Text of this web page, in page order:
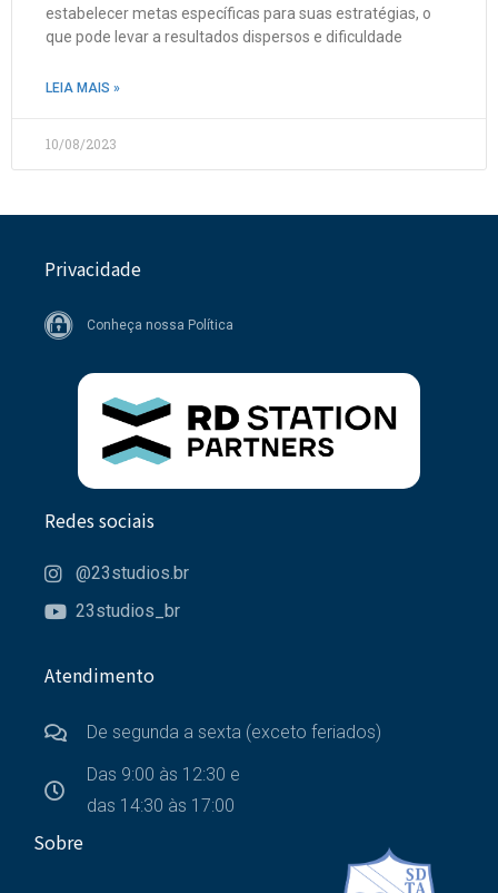
estabelecer metas específicas para suas estratégias, o
que pode levar a resultados dispersos e dificuldade
LEIA MAIS »
10/08/2023
Sobre
Atendimento
De segunda a sexta (exceto feriados)
Das 9:00 às 12:30 e
das 14:30 às 17:00
Redes sociais
@23studios.br
23studios_br
Privacidade
Conheça nossa Política